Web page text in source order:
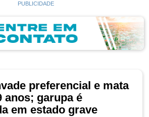
PUBLICIDADE
preferencial e mata
anos; garupa é
em estado grave